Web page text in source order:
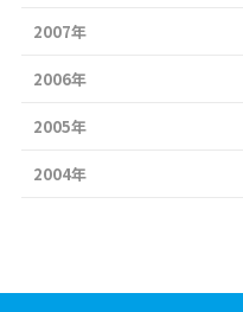
2007年
2006年
2005年
2004年